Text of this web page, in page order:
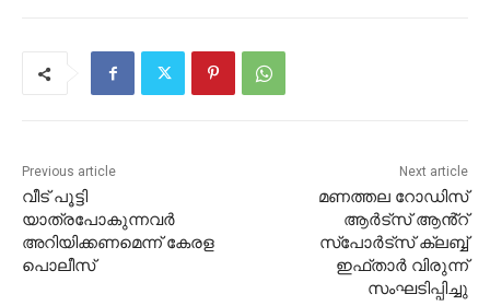
Previous article
വീട് പൂട്ടി
യാത്രപോകുന്നവർ
അറിയിക്കണമെന്ന് കേരള
പൊലീസ്
Next article
മണത്തല റോഡിസ്
ആർട്സ് ആൻ്റ്
സ്പോർട്സ് ക്ലബ്ബ്
ഇഫ്താർ വിരുന്ന്
സംഘടിപ്പിച്ചു